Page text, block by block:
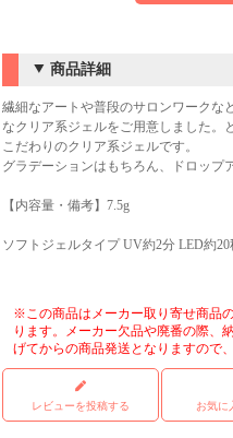
商品詳細
繊細なアートや普段のサロンワークな
なクリア系ジェルをご用意しました。
こだわりのクリア系ジェルです。
グラデーションはもちろん、ドロップ
【内容量・備考】7.5g
ソフトジェルタイプ UV約2分 LED約
※この商品はメーカー取り寄せ商品
ります。メーカー欠品や廃番の際、
げてからの商品発送となりますので
レビューを投稿する お気に